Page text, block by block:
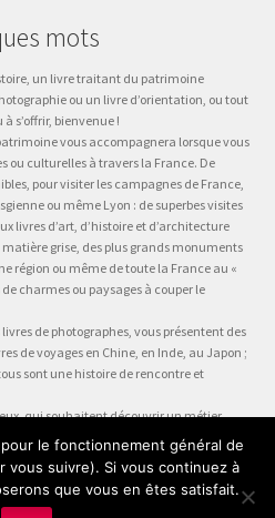
mots
un livre traitant du patrimoine
ou un livre d’orientation, ou tout
s’offrir, bienvenue !
vous accompagnera lorsque vous
ou culturelles à travers la France. De
pour visiter les campagnes de France,
ou même Lyon : de superbes visites
livres d’art, d’histoire et d’architecture
grise, des plus grands monuments
région ou même de toute la France au «
charmes ou paysages à couper le
de photographes, vous présentent des
de voyages en Chine, en Inde, au Japon ;
sont une histoire de rencontre et
qui souhaitent découvrir un métier,
orientation, à la question « quel métier ?
panorama du monde du travail, plus
fiche métier… un test métier, un « stage
le fonctionnement général de
vous suivre). Si vous continuez à
que vous en êtes satisfait.